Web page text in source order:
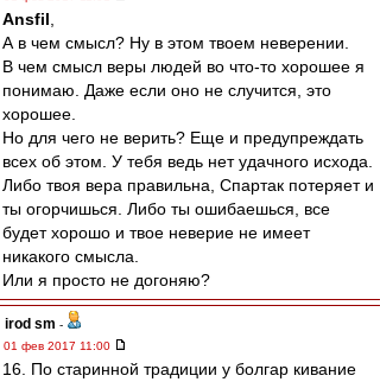
Ansfil
А в чем смысл? Ну в этом твоем неверении.
В чем смысл веры людей во что-то хорошее я
понимаю. Даже если оно не случится, это
хорошее.
Но для чего не верить? Еще и предупреждать
всех об этом. У тебя ведь нет удачного исхода.
Либо твоя вера правильна, Спартак потеряет и
ты огорчишься. Либо ты ошибаешься, все
будет хорошо и твое неверие не имеет
никакого смысла.
Или я просто не догоняю?
irod sm -
01 фев 2017 11:00
16. По старинной традиции у болгар кивание